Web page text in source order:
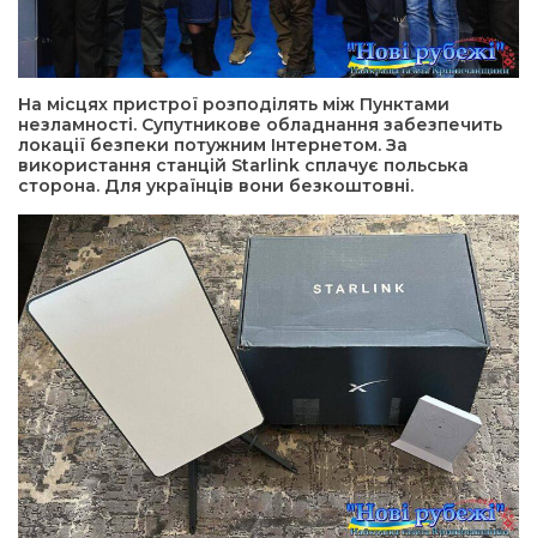
На місцях пристрої розподілять між Пунктами
незламності. Супутникове обладнання забезпечить
локації безпеки потужним Інтернетом. За
використання станцій Starlink сплачує польська
сторона. Для українців вони безкоштовні.